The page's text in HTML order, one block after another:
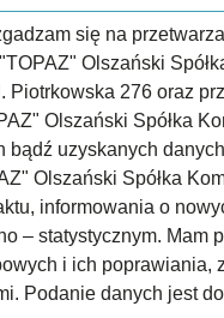
się na
Olszański
Piotrkowska 276 oraz
Olszański Spółka
bądź uzyskanych
Olszański Spółka
informowania o
– statystycznym. Mam
i ich poprawiania,
Podanie danych jest